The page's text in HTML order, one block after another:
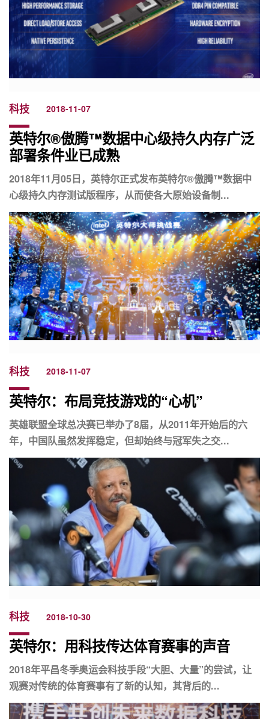
科技 2018-11-07
英特尔®傲腾™数据中心级持久内存广泛
部署条件业已成熟
2018年11月05日，英特尔正式发布英特尔®傲腾™数据中
心级持久内存测试版程序，从而使各大原始设备制...
科技 2018-11-07
英特尔：布局竞技游戏的“心机”
英雄联盟全球总决赛已举办了8届，从2011年开始后的六
年，中国队虽然发挥稳定，但却始终与冠军失之交...
科技 2018-10-30
英特尔：用科技传达体育赛事的声音
2018年平昌冬季奥运会科技手段“大胆、大量”的尝试，让
观赛对传统的体育赛事有了新的认知，其背后的...